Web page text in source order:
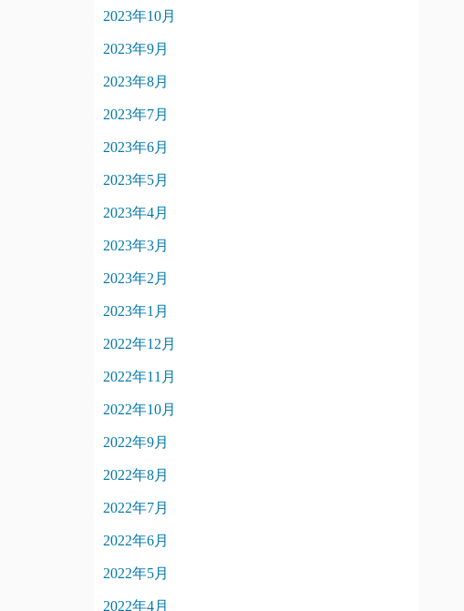
2023年10月
2023年9月
2023年8月
2023年7月
2023年6月
2023年5月
2023年4月
2023年3月
2023年2月
2023年1月
2022年12月
2022年11月
2022年10月
2022年9月
2022年8月
2022年7月
2022年6月
2022年5月
2022年4月